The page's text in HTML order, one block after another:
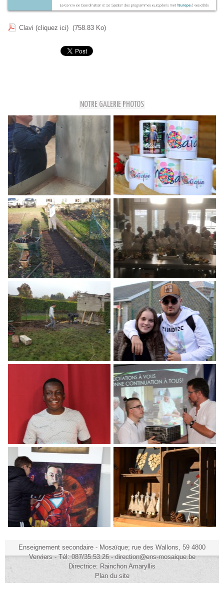
Clavi (cliquez ici) (758.83 Ko)
NOTRE GALERIE PHOTOS
Enseignement secondaire - Mosaïque; rue des Wallons, 59 4800
Verviers - Tél: 087/35.53.26 - direction@ens-mosaique.be
Directrice: Rainchon Amaryllis
Plan du site